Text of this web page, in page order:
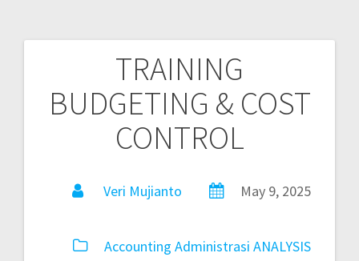
TRAINING
BUDGETING & COST
CONTROL
Veri Mujianto May 9, 2025
Accounting Administrasi ANALYSIS